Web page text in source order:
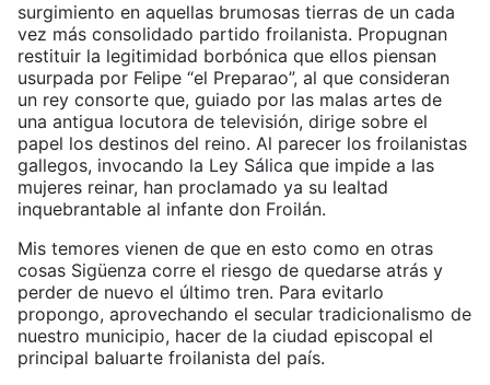
surgimiento en aquellas brumosas tierras de un cada
vez más consolidado partido froilanista. Propugnan
restituir la legitimidad borbónica que ellos piensan
usurpada por Felipe “el Preparao”, al que consideran
un rey consorte que, guiado por las malas artes de
una antigua locutora de televisión, dirige sobre el
papel los destinos del reino. Al parecer los froilanistas
gallegos, invocando la Ley Sálica que impide a las
mujeres reinar, han proclamado ya su lealtad
inquebrantable al infante don Froilán.
Mis temores vienen de que en esto como en otras
cosas Sigüenza corre el riesgo de quedarse atrás y
perder de nuevo el último tren. Para evitarlo
propongo, aprovechando el secular tradicionalismo de
nuestro municipio, hacer de la ciudad episcopal el
principal baluarte froilanista del país.